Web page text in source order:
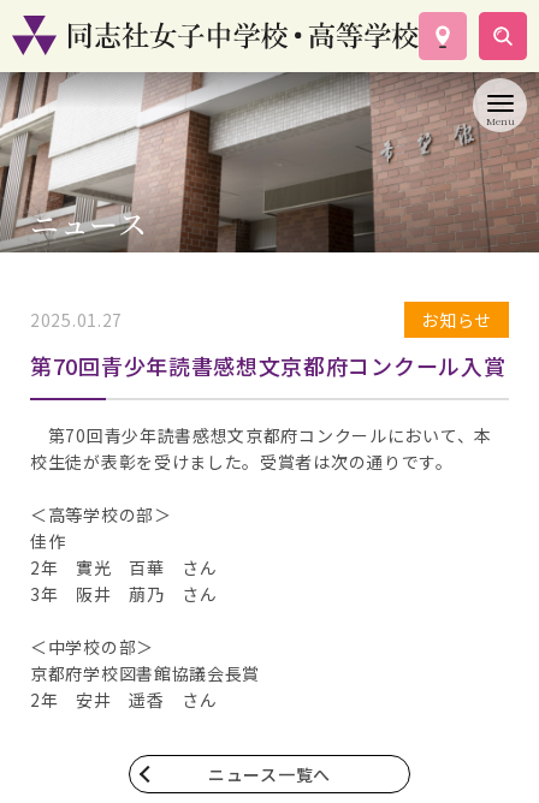
学校案内
コース紹介
学校生活
入試情報
資料請求
ニュース
2025.01.27 お知らせ
第70回青少年読書感想文京都府コンクール入賞
第70回青少年読書感想文京都府コンクールにおいて、本
校生徒が表彰を受けました。受賞者は次の通りです。
＜高等学校の部＞
佳作
2年 實光 百華 さん
3年 阪井 萠乃 さん
＜中学校の部＞
京都府学校図書館協議会長賞
2年 安井 遥香 さん
ニュース一覧へ